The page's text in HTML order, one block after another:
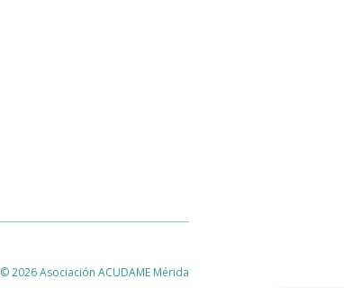
© 2026 Asociación ACUDAME Mérida